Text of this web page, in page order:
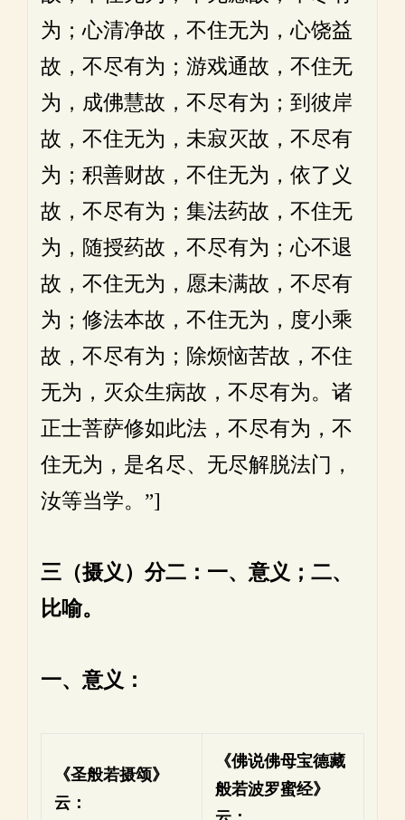
为；心清净故，不住无为，心饶益
故，不尽有为；游戏通故，不住无
为，成佛慧故，不尽有为；到彼岸
故，不住无为，未寂灭故，不尽有
为；积善财故，不住无为，依了义
故，不尽有为；集法药故，不住无
为，随授药故，不尽有为；心不退
故，不住无为，愿未满故，不尽有
为；修法本故，不住无为，度小乘
故，不尽有为；除烦恼苦故，不住
无为，灭众生病故，不尽有为。诸
正士菩萨修如此法，不尽有为，不
住无为，是名尽、无尽解脱法门，
汝等当学。”]
三（摄义）分二：一、意义；二、
比喻。
一、意义：
《圣般若摄颂》
云：
《佛说佛母宝德藏
般若波罗蜜经》